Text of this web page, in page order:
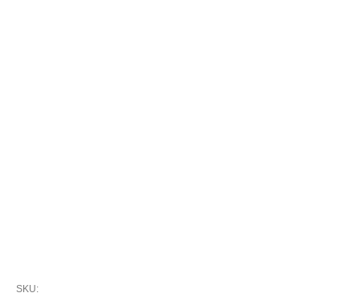
SKU: